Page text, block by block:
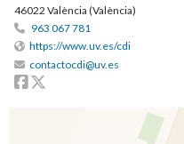
46022 València (València)
963 067 781
https://www.uv.es/cdi
contactocdi@uv.es
Facebook